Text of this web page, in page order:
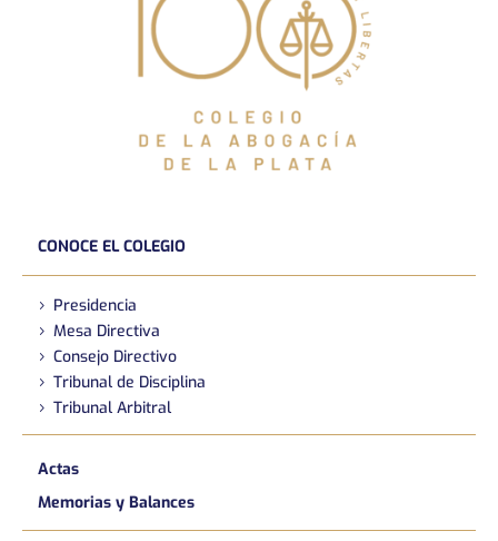
CONOCE EL COLEGIO
Presidencia
Mesa Directiva
Consejo Directivo
Tribunal de Disciplina
Tribunal Arbitral
Actas
Memorias y Balances